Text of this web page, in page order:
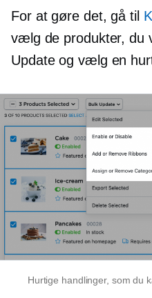
For at gøre det, gå til
vælg de produkter, du
Update og vælg en
Hurtige handlinger, som du